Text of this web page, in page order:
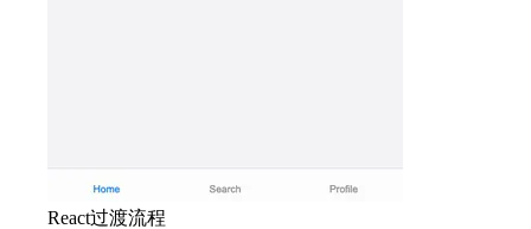
React过渡流程